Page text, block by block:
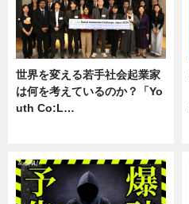
世界を変える若手社会起業家
は何を考えているのか？「Yo
uth Co:L…